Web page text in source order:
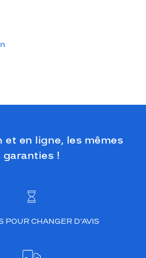
et en ligne, les mêmes
garanties !
POUR CHANGER D’AVIS